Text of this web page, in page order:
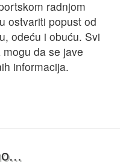
radnjom
ostvariti popust od
odeću i obuću. Svi
da se jave
informacija.